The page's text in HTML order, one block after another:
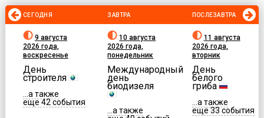
СЕГОДНЯ
9 августа
2026 года,
воскресенье
День
строителя
...а также
еще 42 события
ЗАВТРА
10 августа
2026 года,
понедельник
Международный
день
биодизеля
...а также
ПОСЛЕЗАВТРА
11 августа
2026 года,
вторник
День
белого
гриба
...а также
еще 33 события